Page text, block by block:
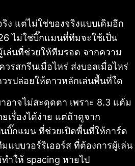
ง แต่ไม่ใช่ของจริงแบบเดิมอีก
ไม่ใช่บิ๊กแมนที่ทีมจะใช้เป็น
ล่นที่ช่วยให้ทีมรอด จากความ
วรสกรีนเมื่อไหร่ ส่งบอลเมื่อไหร่
รปล่อยให้ดาวหลักเล่นพื้นที่ใด
อาจไม่สะดุดตา เพราะ 8.3 แต้ม
เรื่องได้ง่าย แต่ถ้าดูจาก
นบิ๊กแมน ที่ช่วยเปิดพื้นที่ให้การ์ด
แบบวอร์ริเออร์ส ที่ต้องการผู้เล่น
ำให้ spacing หายไป